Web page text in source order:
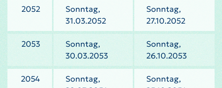
2052
Sonntag,
31.03.2052
Sonntag,
27.10.2052
2053
Sonntag,
30.03.2053
Sonntag,
26.10.2053
2054
Sonntag,
Sonntag,